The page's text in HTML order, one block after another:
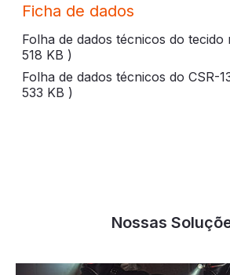
Ficha de dados
Folha de dados técnicos do tecido
518 KB )
Folha de dados técnicos do CSR-
533 KB )
Nossas